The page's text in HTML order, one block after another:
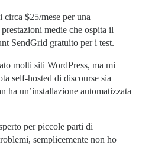
$25/mese per una
medie che ospita il
SendGrid gratuito per i test.
molti siti WordPress, ma mi
self-hosted di discourse sia
ha un’installazione automatizzata
per piccole parti di
semplicemente non ho